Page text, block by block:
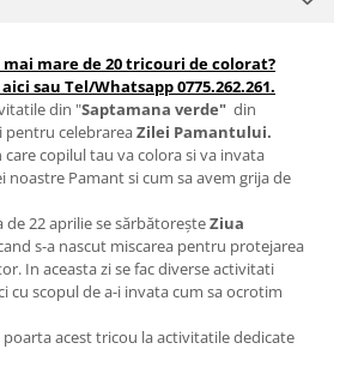
mare de 20 tricouri de colorat?
sau Tel/Whatsapp 0775.262.261.
din "Saptamana verde" din
pentru celebrareaZilei Pamantului.
copilul tau va colora si va invata
noastre Pamant si cum sa avem grija de
de 22 aprilie se sărbătoreșteZiua
s-a nascut miscarea pentru protejarea
In aceasta zi se fac diverse activitati
cu scopul de a-i invata cum sa ocrotim
poarta acest tricou la activitatile dedicate